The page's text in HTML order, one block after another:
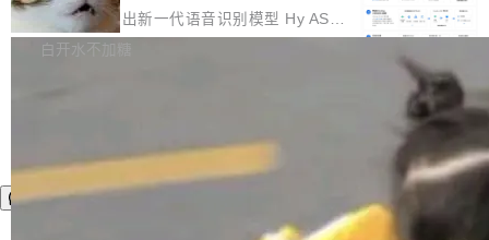
颈。 代码仓深度理解服务（以下简称" CodeBas
e深度理解服务"）是华为云码道（CodeA...
的账号密码进入A集群，输入了一条被程序员圈
称为"删库跑路"的命令——最高管理员权限、无
存永远不够用。 Cloudflare 的 Workers AI 团队
一直在跑这些模型的推理。他们在官方博客上发
整性保护。效果是：吞吐量提升 41%，每 token
成本降低 30%，精度不变。 FP8 省的不仅是显
存 KV cache 是推理时最吃显...
腾讯混元正式推出新一代语音识别模型 Hy ASR
3.0preview。基于最新一代大语言模型 Hy3 的
让语音识别不再只是听清，而是真正听懂。通过
先理解你的语境和意图，再把准确的文字直接给
到你。从“逐字转写、单点优化”演进为“理解语
境、兼容场景、一键直出”。 Hy ASR 3.0 previe
白开水不加糖